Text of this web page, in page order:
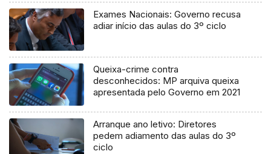
Exames Nacionais: Governo recusa
adiar início das aulas do 3º ciclo
Queixa-crime contra
desconhecidos: MP arquiva queixa
apresentada pelo Governo em 2021
Arranque ano letivo: Diretores
pedem adiamento das aulas do 3º
ciclo